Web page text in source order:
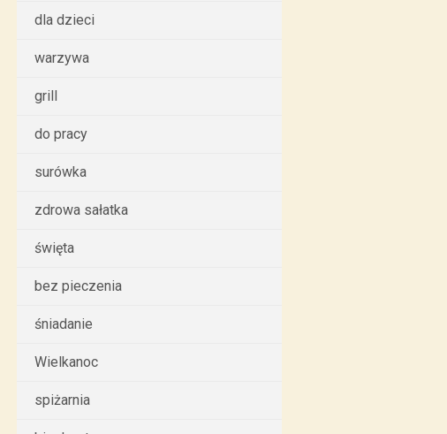
dla dzieci
warzywa
grill
do pracy
surówka
zdrowa sałatka
święta
bez pieczenia
śniadanie
Wielkanoc
spiżarnia